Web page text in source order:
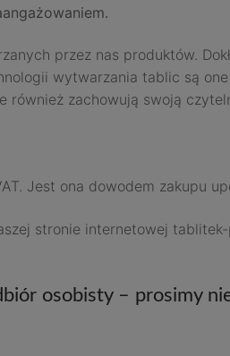
przez nas produktów.
wytwarzania tablic są
zachowują swoją
Jest ona dowodem zakupu
stronie internetowej
osobisty – prosimy